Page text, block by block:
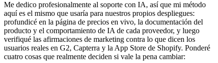
Me dedico profesionalmente al soporte con IA, así que mi método
aquí es el mismo que usaría para nuestros propios despliegues:
profundicé en la página de precios en vivo, la documentación del
producto y el comportamiento de IA de cada proveedor, y luego
verifiqué las afirmaciones de marketing contra lo que dicen los
usuarios reales en G2, Capterra y la App Store de Shopify. Ponderé
cuatro cosas que realmente deciden si vale la pena cambiar: